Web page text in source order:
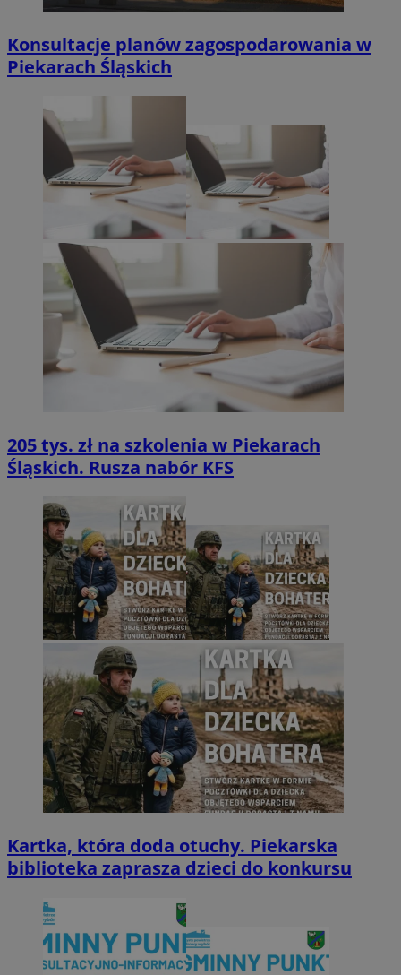
Konsultacje planów zagospodarowania w
Piekarach Śląskich
205 tys. zł na szkolenia w Piekarach
Śląskich. Rusza nabór KFS
Kartka, która doda otuchy. Piekarska
biblioteka zaprasza dzieci do konkursu